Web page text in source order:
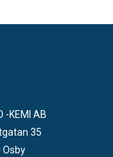
-KEMI AB
35
Osby